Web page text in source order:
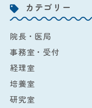
カテゴリー
院長・医局
事務室・受付
経理室
培養室
研究室